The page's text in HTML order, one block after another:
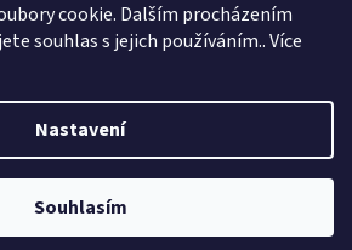
cookie. Dalším procházením
souhlas s jejich používáním.. Více
Nastavení
Souhlasím
s.r.o.- chráněná dílna. Všechna práva
vyhrazena.